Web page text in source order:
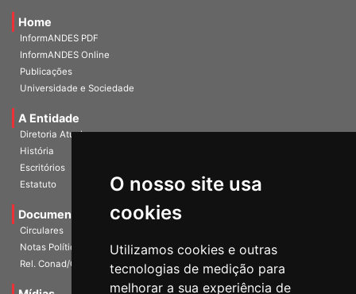
O nosso site usa
cookies
Utilizamos cookies e outras
tecnologias de medição para
melhorar a sua experiência de
Home
InformANDES PDF
InformANDES Online
Publicações
Universidade e Sociedade
A Entidade
Diretoria Atual
História
Escritórios
Estatuto
Documentos
Circulares
Notas Políticas
Rel. Conad/Congresso